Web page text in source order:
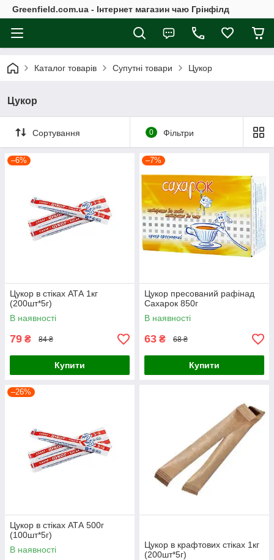
Greenfield.com.ua - Інтернет магазин чаю Грінфілд
Каталог товарів Супутні товари Цукор
Цукор
Сортування 0 Фільтри
–6%
Цукор в стіках АТА 1кг
(200шт*5г)
В наявності
79 ₴ 84 ₴
Купити
–7%
Цукор пресований рафінад
Сахарок 850г
В наявності
63 ₴ 68 ₴
Купити
–26%
Цукор в стіках АТА 500г
(100шт*5г)
В наявності
Цукор в крафтових стіках 1кг
(200шт*5г)